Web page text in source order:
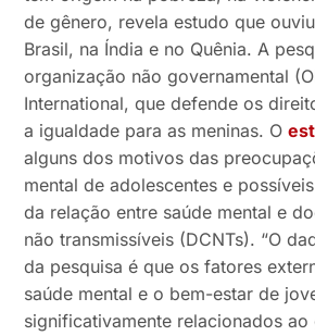
de gênero, revela estudo que
Brasil, na Índia e no Quênia. A
organização não governamental
International, que defende os
a igualdade para as meninas. O
alguns dos motivos das
mental de adolescentes e
da relação entre saúde mental e
não transmissíveis (DCNTs). “O
da pesquisa é que os fatores
saúde mental e o bem-estar de
significativamente relacionados ao